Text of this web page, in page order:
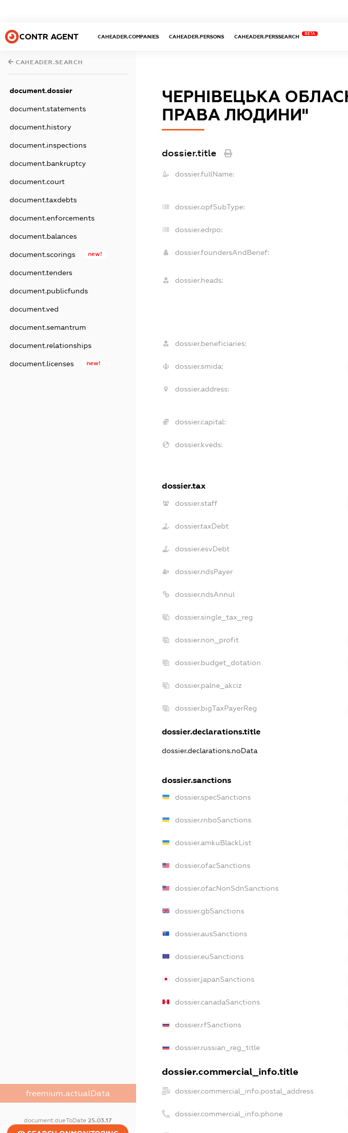
CONTR AGENT CAHEADER.COMPANIES CAHEADER.PERSONS CAHEADER.PERSSEARCH
BETA
CAHEADER.SEARCH
document.dossier
document.statements
document.history
document.inspections
document.bankruptcy
document.court
document.taxdebts
document.enforcements
document.balances
document.scorings new!
document.tenders
document.publicfunds
document.ved
document.semantrum
document.relationships
document.licenses new!
freemium.actualData
document.dueToDate25.03.17
ЧЕРНІВЕЦЬКА
ПРАВА ЛЮДИНИ"
dossier.title
dossier.fullName:
dossier.opfSubType:
dossier.edrpo:
dossier.foundersAndBenef:
dossier.heads:
dossier.beneficiaries:
dossier.smida:
dossier.address:
dossier.capital:
dossier.kveds:
dossier.tax
dossier.staff
dossier.taxDebt
dossier.esvDebt
dossier.ndsPayer
dossier.ndsAnnul
dossier.single_tax_reg
dossier.non_profit
dossier.budget_dotation
dossier.palne_akciz
dossier.bigTaxPayerReg
dossier.declarations.title
dossier.declarations.noData
dossier.sanctions
dossier.specSanctions
dossier.rnboSanctions
dossier.amkuBlackList
dossier.ofacSanctions
dossier.ofacNonSdnSanctions
dossier.gbSanctions
dossier.ausSanctions
dossier.euSanctions
dossier.japanSanctions
dossier.canadaSanctions
dossier.rfSanctions
dossier.russian_reg_title
dossier.commercial_info.title
dossier.commercial_info.postal_address
dossier.commercial_info.phone